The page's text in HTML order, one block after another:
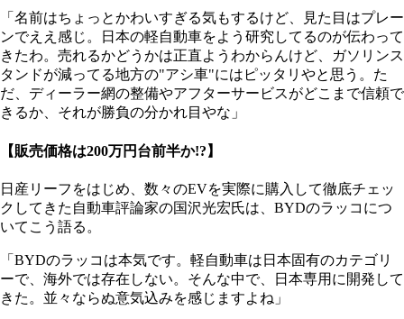
「名前はちょっとかわいすぎる気もするけど、見た目はプレー
ンでええ感じ。日本の軽自動車をよう研究してるのが伝わって
きたわ。売れるかどうかは正直ようわからんけど、ガソリンス
タンドが減ってる地方の"アシ車"にはピッタリやと思う。た
だ、ディーラー網の整備やアフターサービスがどこまで信頼で
きるか、それが勝負の分かれ目やな」
【販売価格は200万円台前半か!?】
日産リーフをはじめ、数々のEVを実際に購入して徹底チェッ
クしてきた自動車評論家の国沢光宏氏は、BYDのラッコにつ
いてこう語る。
「BYDのラッコは本気です。軽自動車は日本固有のカテゴリ
ーで、海外では存在しない。そんな中で、日本専用に開発して
きた。並々ならぬ意気込みを感じますよね」